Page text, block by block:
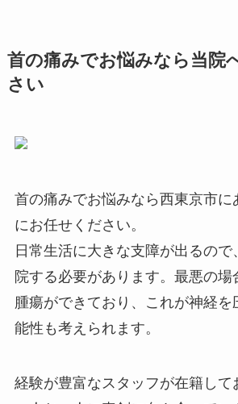
首の痛みでお悩みなら当院
さい
首の痛みでお悩みなら西東京市に
にお任せください。
日常生活に大きな支障が出るので
院する必要があります。最悪の場
腫瘍ができており、これが神経を
能性も考えられます。
経験が豊富なスタッフが在籍して